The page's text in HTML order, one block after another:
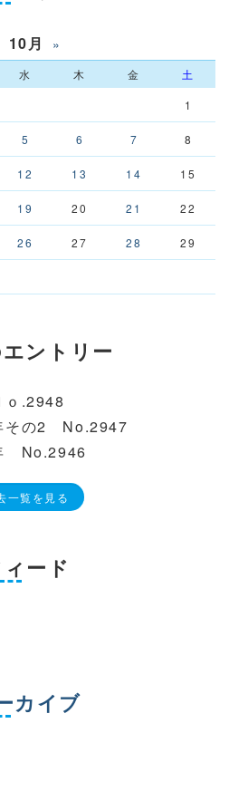
10月 »
水 木 金
土
1
5 6 7 8
12 13 14 15
19 20 21 22
26 27 28 29
ントリー
.2948
その2 No.2947
No.2946
一覧を見る
ード
カイブ